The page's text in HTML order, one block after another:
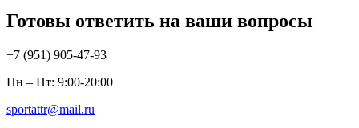
Готовы ответить на ваши вопросы
+7 (951) 905-47-93
Пн – Пт: 9:00-20:00
sportattr@mail.ru